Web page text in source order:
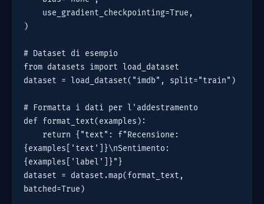
    use_gradient_checkpointing=True,
)
# Dataset di esempio
from datasets import load_dataset
dataset = load_dataset("imdb", split="train")
# Formatta i dati per l'addestramento
def format_text(examples):
{examples['text']}\nSentimento:
{examples['label']}"}
dataset = dataset.map(format_text,
batched=True)